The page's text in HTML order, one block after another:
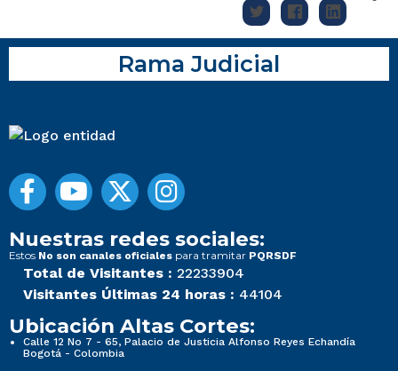
Rama Judicial
Nuestras redes sociales:
Estos No son canales oficiales para tramitar PQRSDF
Total de Visitantes : 22233904
Visitantes Últimas 24 horas : 44104
Ubicación Altas Cortes:
Calle 12 No 7 - 65, Palacio de Justicia Alfonso Reyes Echandía
Bogotá - Colombia